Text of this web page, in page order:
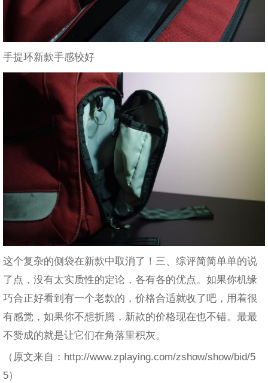
手提环新款手感较好
这个复杂的侧袋在新款中取消了！三、综评简简单单的说
了点，没有太实质性的定论，各有各的优点。如果你机缘
巧合正好看到有一个老款的，价格合适就收了吧，用着很
有感觉，如果你不想折腾，新款的价格现在也不错。最最
不赞成的就是让它们在角落里积灰。
（原文来自：http://www.zplaying.com/zshow/show/bid/5
5）